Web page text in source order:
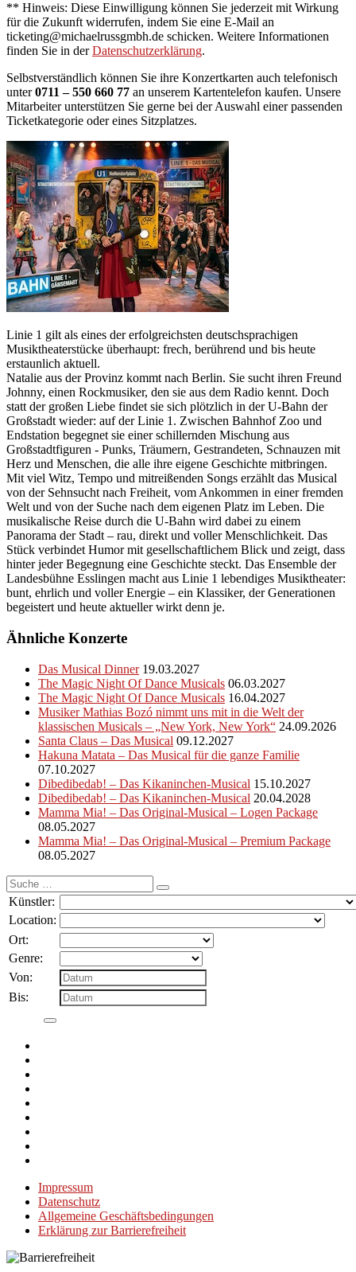
** Hinweis: Diese Einwilligung können Sie jederzeit mit Wirkung
für die Zukunft widerrufen, indem Sie eine E-Mail an
ticketing@michaelrussgmbh.de schicken. Weitere Informationen
finden Sie in derDatenschutzerklärung.
Selbstverständlich können Sie ihre Konzertkarten auch telefonisch
unter0711 – 550 660 77 an unserem Kartentelefon kaufen. Unsere
Mitarbeiter unterstützen Sie gerne bei der Auswahl einer passenden
Ticketkategorie oder eines Sitzplatzes.
Linie 1 gilt als eines der erfolgreichsten deutschsprachigen
Musiktheaterstücke überhaupt: frech, berührend und bis heute
erstaunlich aktuell.
Natalie aus der Provinz kommt nach Berlin. Sie sucht ihren Freund
Johnny, einen Rockmusiker, den sie aus dem Radio kennt. Doch
statt der großen Liebe findet sie sich plötzlich in der U-Bahn der
Großstadt wieder: auf der Linie 1. Zwischen Bahnhof Zoo und
Endstation begegnet sie einer schillernden Mischung aus
Großstadtfiguren - Punks, Träumern, Gestrandeten, Schnauzen mit
Herz und Menschen, die alle ihre eigene Geschichte mitbringen.
Mit viel Witz, Tempo und mitreißenden Songs erzählt das Musical
von der Sehnsucht nach Freiheit, vom Ankommen in einer fremden
Welt und von der Suche nach dem eigenen Platz im Leben. Die
musikalische Reise durch die U-Bahn wird dabei zu einem
Panorama der Stadt – rau, direkt und voller Menschlichkeit. Das
Stück verbindet Humor mit gesellschaftlichem Blick und zeigt, dass
hinter jeder Begegnung eine Geschichte steckt. Das Ensemble der
Landesbühne Esslingen macht aus Linie 1 lebendiges Musiktheater:
bunt, ehrlich und voller Energie – ein Klassiker, der Generationen
begeistert und heute aktueller wirkt denn je.
Ähnliche Konzerte
Das Musical Dinner 19.03.2027
The Magic Night Of Dance Musicals 06.03.2027
The Magic Night Of Dance Musicals 16.04.2027
Musiker Mathias Bozó nimmt uns mit in die Welt der
klassischen Musicals – „New York, New York“ 24.09.2026
Santa Claus – Das Musical 09.12.2027
Hakuna Matata – Das Musical für die ganze Familie
07.10.2027
Dibedibedab! – Das Kikaninchen-Musical 15.10.2027
Dibedibedab! – Das Kikaninchen-Musical 20.04.2028
Mamma Mia! – Das Original-Musical – Logen Package
08.05.2027
Mamma Mia! – Das Original-Musical – Premium Package
08.05.2027
Suche
nach:
Künstler:
Location:
Ort:
Genre:
Von:
Bis:
Impressum
Datenschutz
Allgemeine Geschäftsbedingungen
Erklärung zur Barrierefreiheit